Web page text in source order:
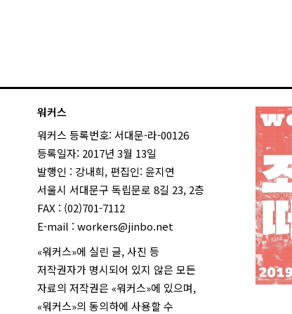
워커스
워커스 등록번호: 서대문-라-00126
등록일자: 2017년 3월 13일
발행인 : 강내희, 편집인: 윤지연
서울시 서대문구 독립문로 8길 23, 2층
FAX : (02)701-7112
E-mail : workers@jinbo.net
«워커스»에 실린 글, 사진 등
저작권자가 명시되어 있지 않은 모든
자료의 저작권은 «워커스»에 있으며,
«워커스»의 동의하에 사용할 수